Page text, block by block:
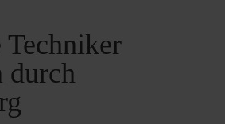
Techniker
durch